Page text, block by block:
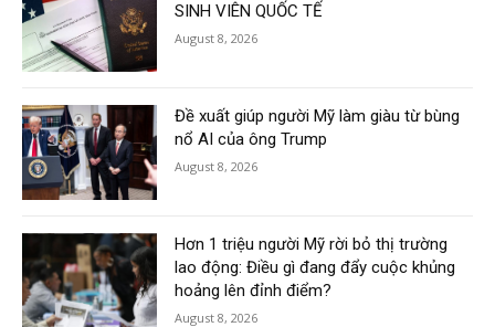
SINH VIÊN QUỐC TẾ
August 8, 2026
Đề xuất giúp người Mỹ làm giàu từ bùng
nổ AI của ông Trump
August 8, 2026
Hơn 1 triệu người Mỹ rời bỏ thị trường
lao động: Điều gì đang đẩy cuộc khủng
hoảng lên đỉnh điểm?
August 8, 2026